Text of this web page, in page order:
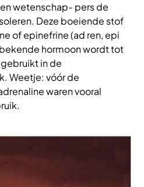
wetenschap- pers de
Deze boeiende stof
of epinefrine (ad ren, epi
hormoon wordt tot
in de
Weetje: vóór de
waren vooral